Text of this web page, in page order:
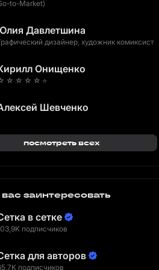
to-Market)
Давлетшина
дизайнер, художник комиксист
Онищенко
☆ ☆ ☆ ☆ ⭐️
Шевченко
посмотреть всех
заинтересовать
в сетке
подписчиков
для авторов
подписчиков